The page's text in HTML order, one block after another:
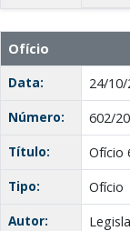
Ofício
Data:
24/
Número:
602/
Título:
Ofício
Tipo:
Ofício
Autor: